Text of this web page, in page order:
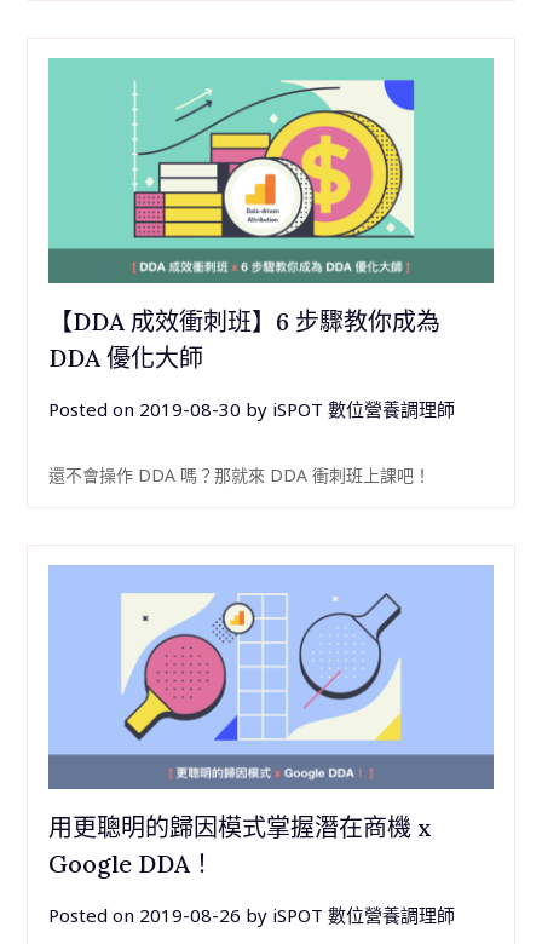
【DDA 成效衝刺班】6 步驟教你成為
DDA 優化大師
Posted on 2019-08-30 by iSPOT 數位營養調理師
還不會操作 DDA 嗎？那就來 DDA 衝刺班上課吧！
用更聰明的歸因模式掌握潛在商機 x
Google DDA！
Posted on 2019-08-26 by iSPOT 數位營養調理師